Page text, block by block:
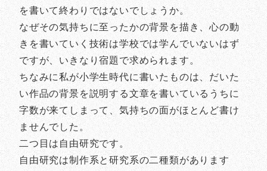
を書いて終わりではないでしょうか。
なぜその気持ちに至ったかの背景を描き、心の動
きを書いていく技術は学校では学んでいないはず
ですが、いきなり宿題で求められます。
ちなみに私が小学生時代に書いたものは、だいた
い作品の背景を説明する文章を書いているうちに
字数が来てしまって、気持ちの面がほとんど書け
ませんでした。
二つ目は自由研究です。
自由研究は制作系と研究系の二種類があります